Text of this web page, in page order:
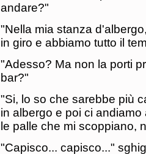
andare?"
"Nella mia stanza
in giro e abbiamo tutto il
"Adesso? Ma non la porti
bar?"
"Si, lo so che sarebbe più
in albergo e poi ci
le palle che mi scoppiano,
"Capisco... capisco..."